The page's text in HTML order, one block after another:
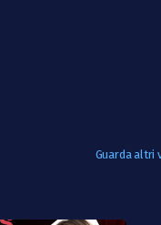
Guarda altri